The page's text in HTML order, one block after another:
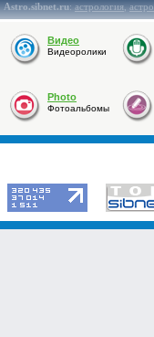
Astro.sibnet.ru:астрология,
Видео
Видеоролики
Photo
Фотоальбомы